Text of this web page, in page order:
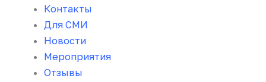
Контакты
Для СМИ
Новости
Мероприятия
Отзывы